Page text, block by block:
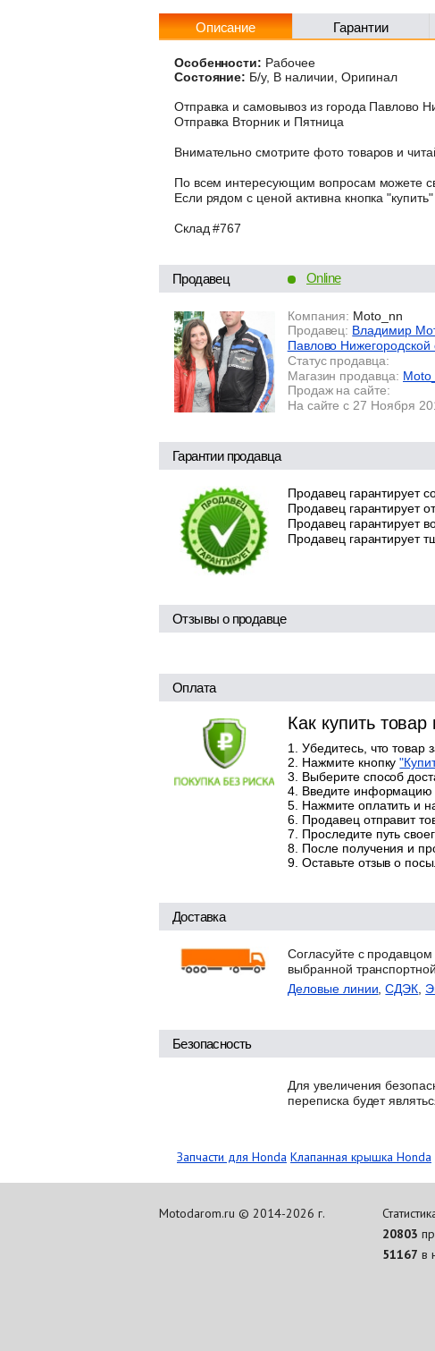
Описание Гарантии
Особенности: Рабочее
Состояние: Б/у, В наличии, Оригинал
Отправка и самовывоз из города Павлово
Отправка Вторник и Пятница
Внимательно смотрите фото товаров и
По всем интересующим вопросам можете
Если рядом с ценой активна кнопка
Склад #767
Продавец Online
Компания: Moto_nn
Продавец: Владимир
Павлово Нижегородской
Статус продавца:
Магазин продавца:
Продаж на сайте:
На сайте с 27 Ноября
Гарантии продавца
Продавец гарантирует
Продавец гарантирует
Продавец гарантирует
Продавец гарантирует
Отзывы о продавце
Оплата
Как купить
Убедитесь, что товар
Нажмите кнопку
Выберите способ
Введите информацию
Нажмите оплатить и
Продавец отправит
Проследите путь
После получения и
Оставьте отзыв о
Доставка
Согласуйте с
выбранной
Деловые линии ,СДЭК
Безопасность
Для увеличения
переписка будет
Запчасти для Honda Клапанная крышка Honda
Motodarom.ru © 2014-2026 г.
20803
51167 в